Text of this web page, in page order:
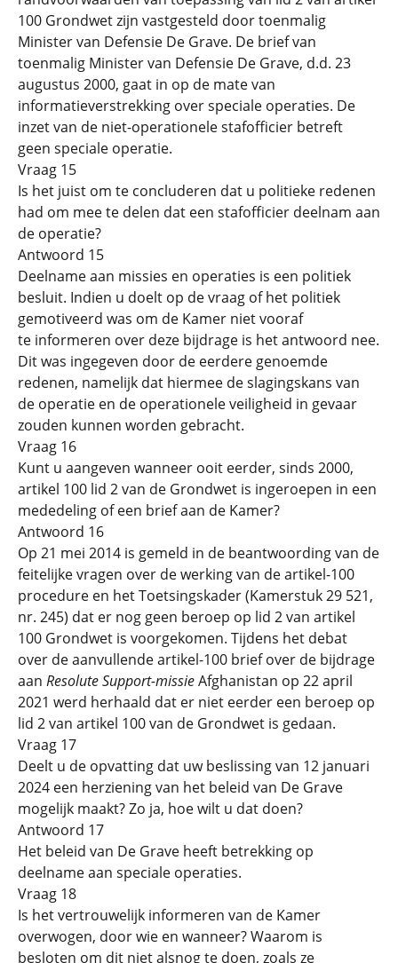
100 Grondwet zijn vastgesteld door toenmalig
Minister van Defensie De Grave. De brief van
toenmalig Minister van Defensie De Grave, d.d. 23
augustus 2000, gaat in op de mate van
informatieverstrekking over speciale operaties. De
inzet van de niet-operationele stafofficier betreft
geen speciale operatie.
Vraag 15
Is het juist om te concluderen dat u politieke redenen
had om mee te delen dat een stafofficier deelnam aan
de operatie?
Antwoord 15
Deelname aan missies en operaties is een politiek
besluit. Indien u doelt op de vraag of het politiek
gemotiveerd was om de Kamer niet vooraf
te informeren over deze bijdrage is het antwoord nee.
Dit was ingegeven door de eerdere genoemde
redenen, namelijk dat hiermee de slagingskans van
de operatie en de operationele veiligheid in gevaar
zouden kunnen worden gebracht.
Vraag 16
Kunt u aangeven wanneer ooit eerder, sinds 2000,
artikel 100 lid 2 van de Grondwet is ingeroepen in een
mededeling of een brief aan de Kamer?
Antwoord 16
Op 21 mei 2014 is gemeld in de beantwoording van de
feitelijke vragen over de werking van de artikel-100
procedure en het Toetsingskader (Kamerstuk 29 521,
nr. 245) dat er nog geen beroep op lid 2 van artikel
100 Grondwet is voorgekomen. Tijdens het debat
over de aanvullende artikel-100 brief over de bijdrage
aan Resolute Support-missieAfghanistan op 22 april
2021 werd herhaald dat er niet eerder een beroep op
lid 2 van artikel 100 van de Grondwet is gedaan.
Vraag 17
Deelt u de opvatting dat uw beslissing van 12 januari
2024 een herziening van het beleid van De Grave
mogelijk maakt? Zo ja, hoe wilt u dat doen?
Antwoord 17
Het beleid van De Grave heeft betrekking op
deelname aan speciale operaties.
Vraag 18
Is het vertrouwelijk informeren van de Kamer
overwogen, door wie en wanneer? Waarom is
besloten om dit niet alsnog te doen, zoals ze